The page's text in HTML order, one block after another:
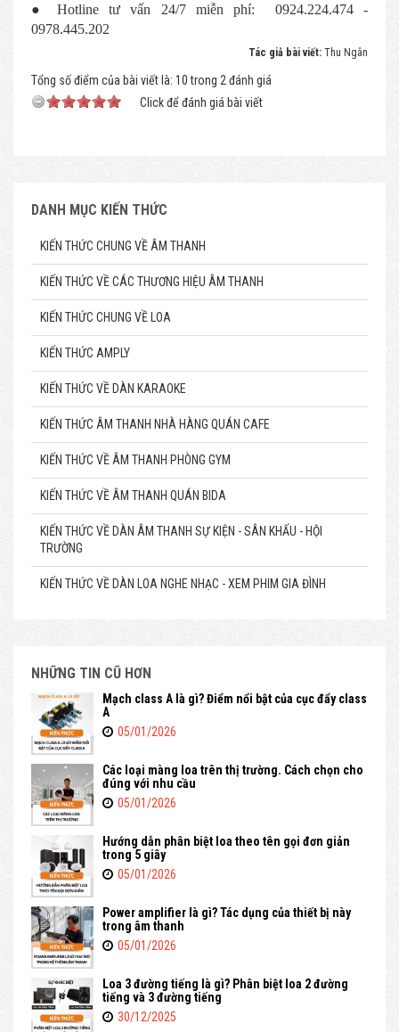
● Hotline tư vấn 24/7 miễn phí: 0924.224.474 -
0978.445.202
Tác giả bài viết: Thu Ngân
Tổng số điểm của bài viết là: 10 trong 2 đánh giá
Click để đánh giá bài viết
DANH MỤC KIẾN THỨC
KIẾN THỨC CHUNG VỀ ÂM THANH
KIẾN THỨC VỀ CÁC THƯƠNG HIỆU ÂM THANH
KIẾN THỨC CHUNG VỀ LOA
KIẾN THỨC AMPLY
KIẾN THỨC VỀ DÀN KARAOKE
KIẾN THỨC ÂM THANH NHÀ HÀNG QUÁN CAFE
KIẾN THỨC VỀ ÂM THANH PHÒNG GYM
KIẾN THỨC VỀ ÂM THANH QUÁN BIDA
KIẾN THỨC VỀ DÀN ÂM THANH SỰ KIỆN - SÂN KHẤU - HỘI
TRƯỜNG
KIẾN THỨC VỀ DÀN LOA NGHE NHẠC - XEM PHIM GIA ĐÌNH
NHỮNG TIN CŨ HƠN
Mạch class A là gì? Điểm nổi bật của cục đẩy class
A
05/01/2026
Các loại màng loa trên thị trường. Cách chọn cho
đúng với nhu cầu
05/01/2026
Hướng dẫn phân biệt loa theo tên gọi đơn giản
trong 5 giây
05/01/2026
Power amplifier là gì? Tác dụng của thiết bị này
trong âm thanh
05/01/2026
Loa 3 đường tiếng là gì? Phân biệt loa 2 đường
tiếng và 3 đường tiếng
30/12/2025